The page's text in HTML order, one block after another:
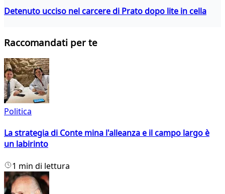
Detenuto ucciso nel carcere di Prato dopo lite in cella
Raccomandati per te
Politica
La strategia di Conte mina l'alleanza e il campo largo è
un labirinto
1 min di lettura